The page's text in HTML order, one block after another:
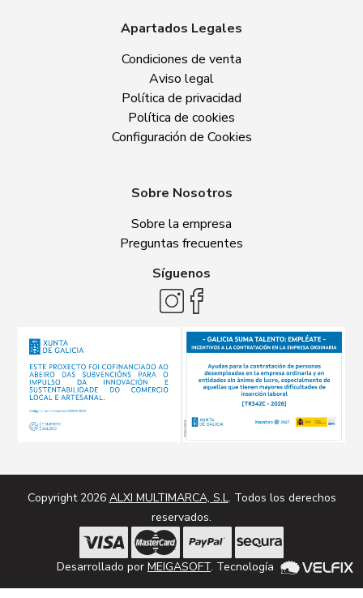
Apartados Legales
Condiciones de venta
Aviso legal
Política de privacidad
Política de cookies
Configuración de Cookies
Sobre Nosotros
Sobre la empresa
Preguntas frecuentes
Síguenos
Copyright 2026 ALXI MULTIMARCA, S.L. Todos los derechos
reservados.
Desarrollado por MEIGASOFT. Tecnología